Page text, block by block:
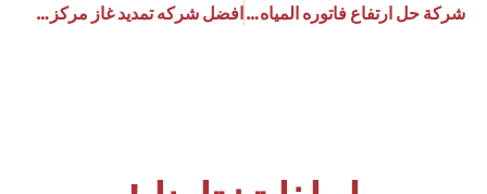
شركة حل ارتفاع فاتوره المياه بالخرج
افضل شركه تمديد غاز مركزي بحفر الباطن 0533910940